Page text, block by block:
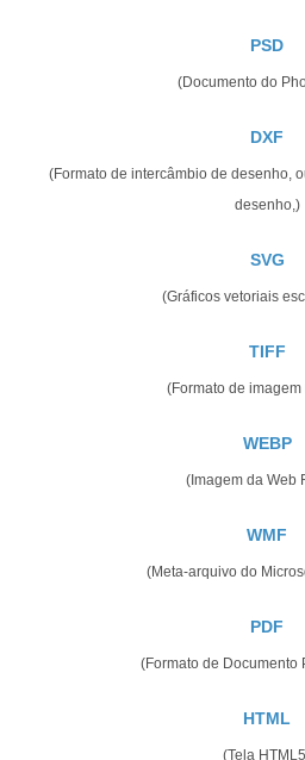
PSD
(Documento do
DXF
(Formato de intercâmbio de desenho,
desenho,)
SVG
(Gráficos vetoriais
TIFF
(Formato de
WEBP
(Imagem da Web
WMF
(Meta-arquivo do
PDF
(Formato de Documento
HTML
(Tela